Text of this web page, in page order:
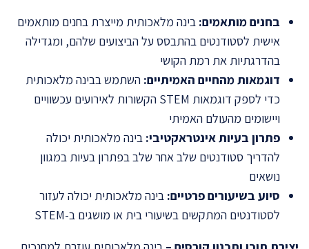
בחנים מותאמים: בינה מלאכותית מייצרת בחנים מותאמים
אישית לסטודנטים בהתבסס על הביצועים שלהם, ומגדילה
בהדרגתיות את רמת הקושי
דוגמאות מהחיים האמיתיים: השתמש בבינה מלאכותית
כדי לספק דוגמאות STEM הקשורות לאירועים עכשוויים
ויישומים מהעולם האמיתי
פתרון בעיות אינטראקטיבי: בינה מלאכותית יכולה
להדריך סטודנטים שלב אחר שלב בפתרון בעיות במגוון
נושאים
סיוע בשיעורים פרטיים: בינה מלאכותית יכולה לעזור
לסטודנטים המתקשים בשיעורי בית או מושגים ב-STEM